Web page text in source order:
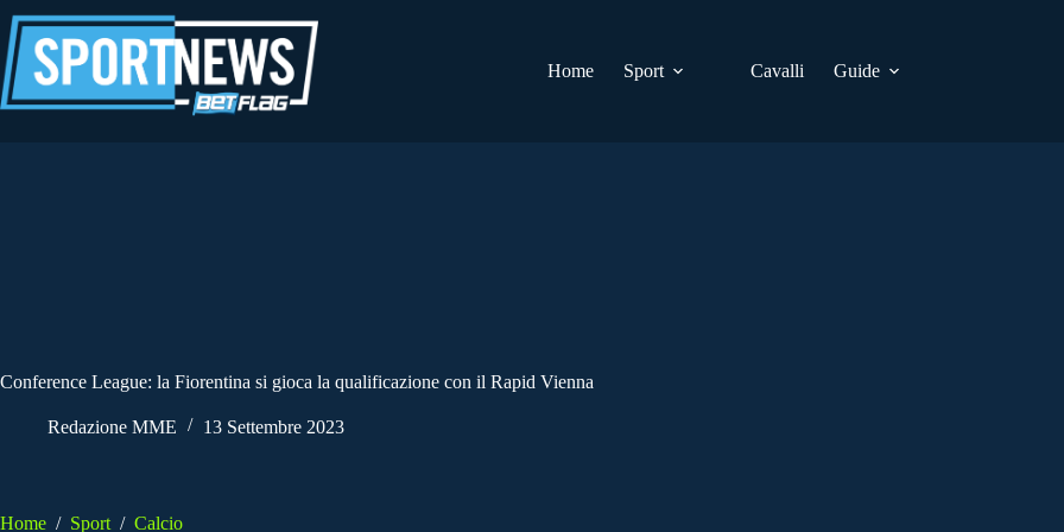
al
contenuto
Home
Sport Cavalli Guide
Conference League: la Fiorentina si gioca la qualificazione con il Rapid Vienna
Redazione MME 13 Settembre 2023
Home / Sport / Calcio